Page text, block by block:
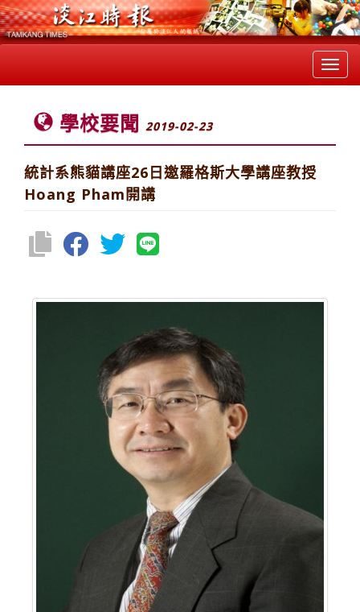
學校要聞 2019-02-23
統計系熊貓講座26日邀羅格斯大學講座教授
Hoang Pham開講